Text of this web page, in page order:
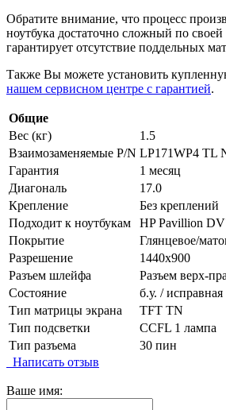
Обратите внимание, что процесс
ноутбука достаточно сложный по своей
гарантирует отсутствие поддельных
Также Вы можете установить
нашем сервисном центре с гарантией.
Общие
Вес (кг)
1.5
Взаимозаменяемые P/N LP171WP4 TL
Гарантия
1 месяц
Диагональ
17.0
Крепление
Без креплений
Подходит к ноутбукам
HP Pavillion
Покрытие
Глянцевое/
Разрешение
1440x900
Разъем шлейфа
Разъем верх-
Состояние
б.у. / исправная
Тип матрицы экрана
TFT TN
Тип подсветки
CCFL 1 лампа
Тип разъема
30 пин
Написать отзыв
Ваше имя: